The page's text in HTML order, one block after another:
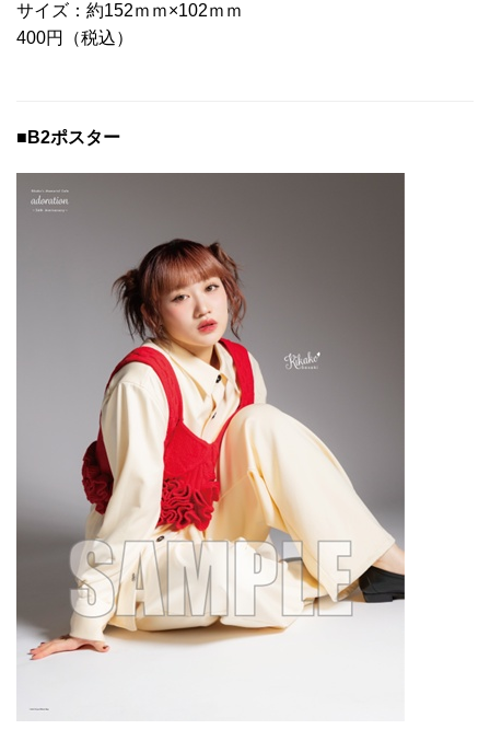
サイズ：約152ｍｍ×102ｍｍ
400円（税込）
■B2ポスター